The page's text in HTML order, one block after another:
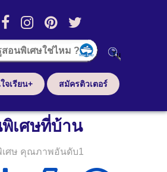
จเรียน+ สมัครติวเตอร์
พิเศษที่บ้าน
ศษ คุณภาพอันดับ1